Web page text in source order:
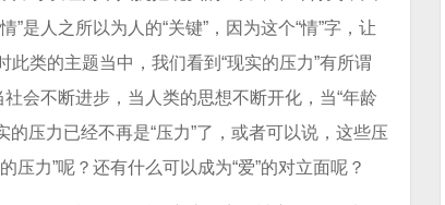
是人之所以为人的“关键”，因为这个“情”字，让
类的主题当中，我们看到“现实的压力”有所谓
会不断进步，当人类的思想不断开化，当“年龄
压力已经不再是“压力”了，或者可以说，这些压
力”呢？还有什么可以成为“爱”的对立面呢？